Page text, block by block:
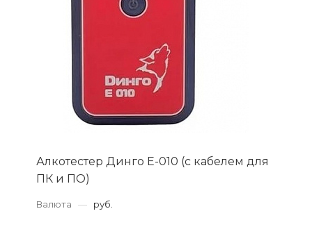
Алкотестер Динго Е-010 (с кабелем для
ПК и ПО)
Валюта — руб.